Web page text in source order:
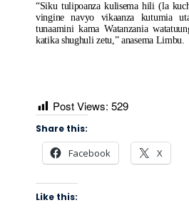
“Siku tulipoanza kulisema hili (la
vingine navyo vikaanza kutumia
tunaamini kama Watanzania
katika shughuli zetu,” anasema Limbu.
Post Views: 529
Share this:
Facebook X
Like this: